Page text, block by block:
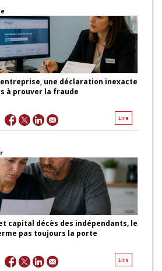
une déclaration inexacte
à prouver la fraude
Lire
capital décès des indépendants, le
pas toujours la porte
Lire